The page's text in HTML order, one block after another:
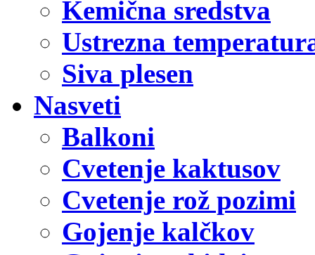
Kemična sredstva
Ustrezna
Siva plesen
Nasveti
Balkoni
Cvetenje kaktusov
Cvetenje rož pozimi
Gojenje kalčkov